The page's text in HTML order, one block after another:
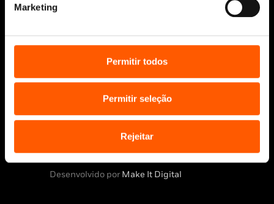
Marketing
Permitir todos
Permitir seleção
Rejeitar
Ajuda, Termos e Condições
© 2026 Penguin Random House Grupo Editorial
Todos os direitos reservados.
Desenvolvido porMake It Digital